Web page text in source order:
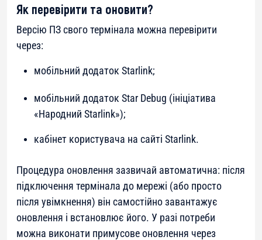
Як перевірити та оновити?
Версію ПЗ свого термінала можна перевірити
через:
мобільний додаток Starlink;
мобільний додаток Star Debug (ініціатива
«Народний Starlink»);
кабінет користувача на сайті Starlink.
Процедура оновлення зазвичай автоматична: після
підключення термінала до мережі (або просто
після увімкнення) він самостійно завантажує
оновлення і встановлює його. У разі потреби
можна виконати примусове оновлення через